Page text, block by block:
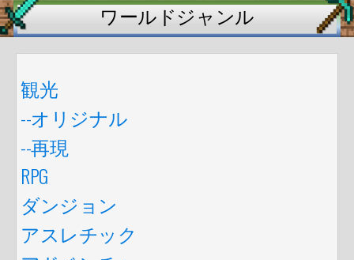
ワールドジャンル
観光
--オリジナル
--再現
RPG
ダンジョン
アスレチック